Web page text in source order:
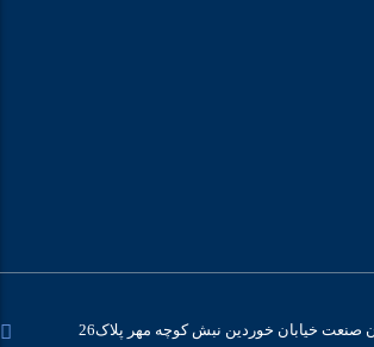
خیابان خوردین نبش کوچه مهر پلاک26